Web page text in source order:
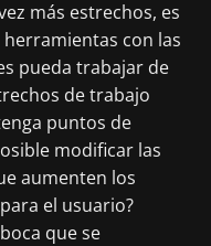
más estrechos, es
con las
pueda trabajar de
de trabajo
puntos de
modificar las
aumenten los
el usuario?
que se